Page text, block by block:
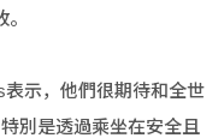
表示，他們很期待和全世
別是透過乘坐在安全且